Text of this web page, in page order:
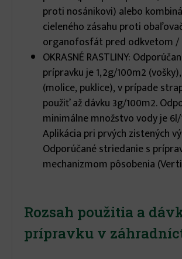
proti nosánikovi) alebo
cieleného zásahu proti
organofosfát pred odkvetom /
OKRASNÉ RASTLINY:
prípravku je 1,2g/100m2
(molice, puklice), v prípade
použiť až dávku 3g/100m2.
minimálne množstvo vody je
Aplikácia pri prvých zistených
Odporúčané striedanie s
mechanizmom pôsobenia
Rozsah použitia a
prípravku v